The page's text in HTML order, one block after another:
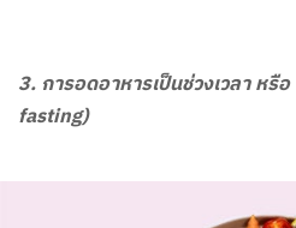
3. การอดอาหารเป็นช่วงเวลา ห
fasting)